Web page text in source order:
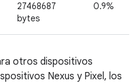
27468687
bytes
0.9%
otros dispositivos
Nexus y Pixel, los